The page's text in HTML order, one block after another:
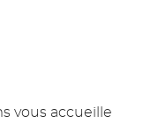
vous accueille